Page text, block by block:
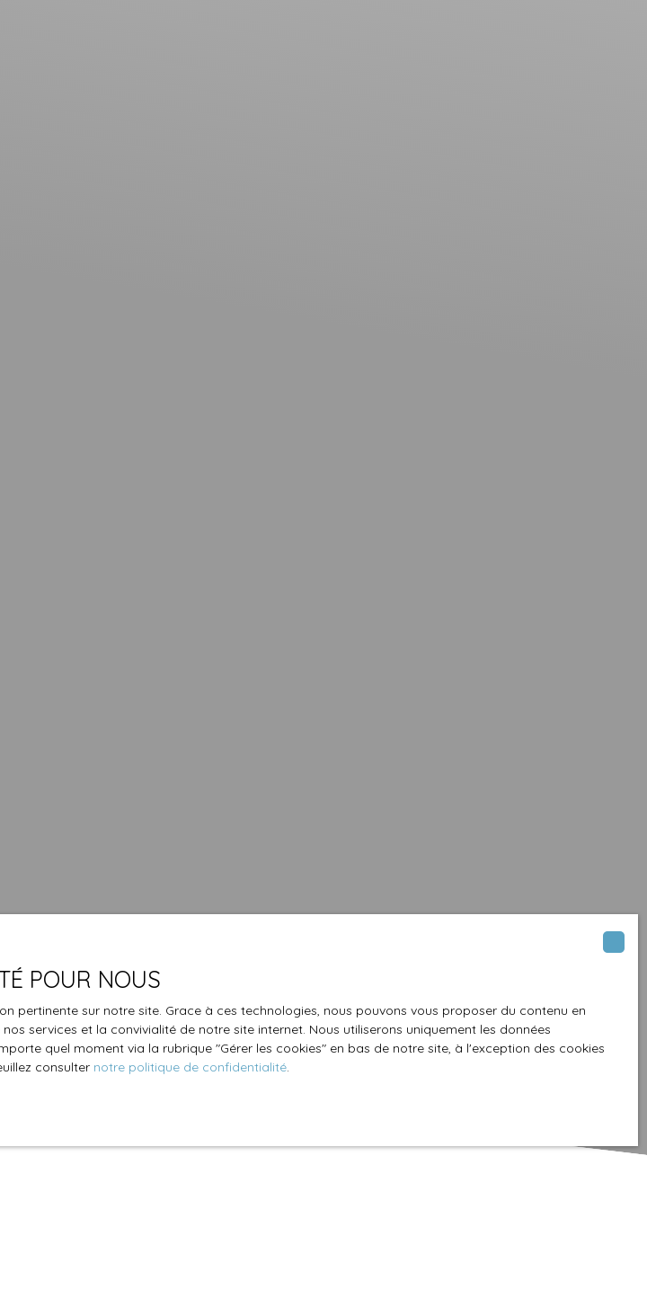
POUR NOUS
pertinente sur notre site. Grace à ces technologies, nous pouvons vous proposer du contenu en
services et la convivialité de notre site internet. Nous utiliserons uniquement les données
quel moment via la rubrique ″Gérer les cookies″ en bas de notre site, à l'exception des cookies
consulter notre politique de confidentialité.